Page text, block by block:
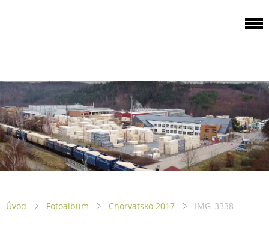
Úvod Fotoalbum Chorvatsko 2017 IMG_3338